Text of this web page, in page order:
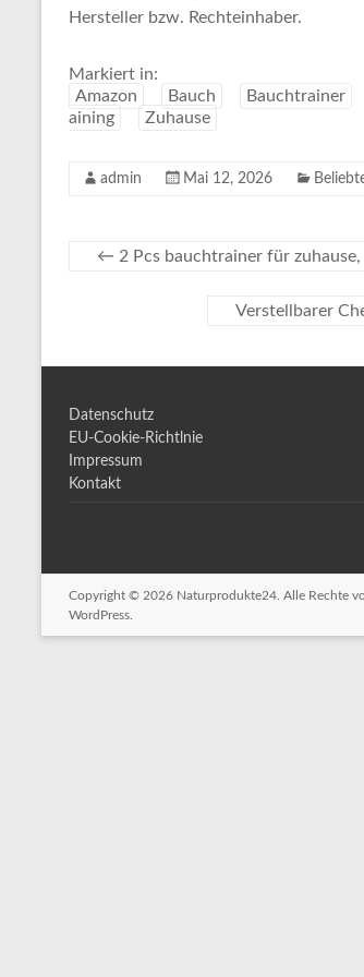
Hersteller bzw. Rechteinhaber.
Markiert in:
Amazon
Bauch Bauchtrainer
aining
Zuhause
admin Mai 12, 2026
← 2 Pcs bauchtrainer für
Verstellbarer
Datenschutz
EU-Cookie-Richtlnie
Impressum
Kontakt
Copyright © 2026 Naturprodukte24 . Alle Rechte
WordPress